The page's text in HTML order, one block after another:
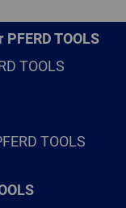
TOOLS
TOOLS
TOOLS